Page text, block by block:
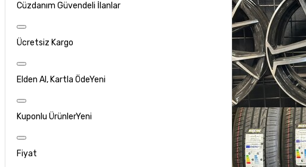
Cüzdanım Güvendeli İlanlar
Ücretsiz Kargo
Elden Al, Kartla ÖdeYeni
Kuponlu ÜrünlerYeni
Fiyat